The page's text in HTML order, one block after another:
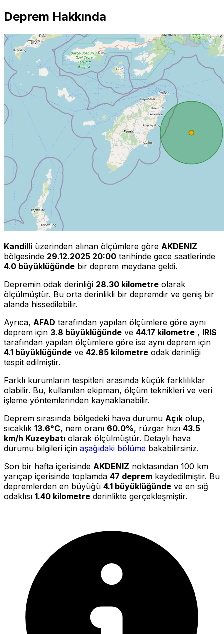
Deprem Hakkında
Kandilli üzerinden alınan ölçümlere göre AKDENIZ
bölgesinde 29.12.2025 20:00 tarihinde gece saatlerinde
4.0 büyüklüğünde bir deprem meydana geldi.
Depremin odak derinliği 28.30 kilometre olarak
ölçülmüştür. Bu orta derinlikli bir depremdir ve geniş bir
alanda hissedilebilir.
Ayrıca, AFAD tarafından yapılan ölçümlere göre aynı
deprem için 3.8 büyüklüğünde ve 44.17 kilometre , IRIS
tarafından yapılan ölçümlere göre ise aynı deprem için
4.1 büyüklüğünde ve 42.85 kilometre odak derinliği
tespit edilmiştir.
Farklı kurumların tespitleri arasında küçük farklılıklar
olabilir. Bu, kullanılan ekipman, ölçüm teknikleri ve veri
işleme yöntemlerinden kaynaklanabilir.
Deprem sırasında bölgedeki hava durumu Açık olup,
sıcaklık 13.6°C, nem oranı 60.0%, rüzgar hızı 43.5
km/h Kuzeybatı olarak ölçülmüştür. Detaylı hava
durumu bilgileri için aşağıdaki bölüme bakabilirsiniz.
Son bir hafta içerisinde AKDENIZ noktasından 100 km
yarıçap içerisinde toplamda 47 deprem kaydedilmiştir. Bu
depremlerden en büyüğü 4.1 büyüklüğünde ve en sığ
odaklısı 1.40 kilometre derinlikte gerçekleşmiştir.